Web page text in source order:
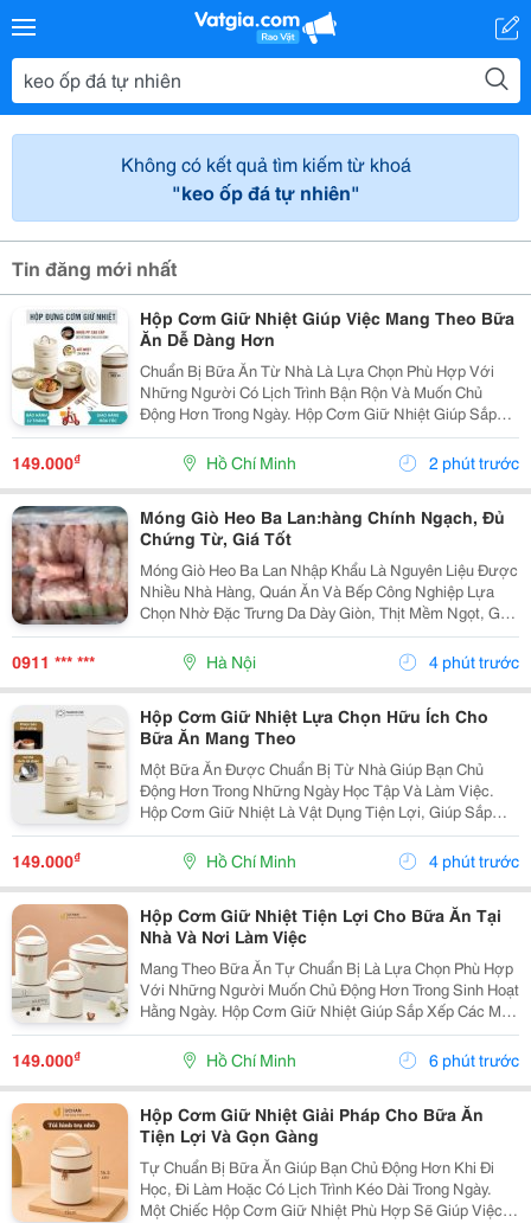
Không có kết quả tìm kiếm từ khoá
"keo ốp đá tự nhiên"
Tin đăng mới nhất
Hộp Cơm Giữ Nhiệt Giúp Việc Mang Theo Bữa
Ăn Dễ Dàng Hơn
Chuẩn Bị Bữa Ăn Từ Nhà Là Lựa Chọn Phù Hợp Với
Những Người Có Lịch Trình Bận Rộn Và Muốn Chủ
Động Hơn Trong Ngày. Hộp Cơm Giữ Nhiệt Giúp Sắp
Xếp Các Món Ăn Gọn Gàng, Thuận Tiện Mang Theo Khi
Đi Học, Đi Làm Hoặc Tham Gia Các Hoạt Động Bên
Ngoài. Lựa...
149.000₫ Hồ Chí Minh 2 phút trước
Móng Giò Heo Ba Lan:hàng Chính Ngạch, Đủ
Chứng Từ, Giá Tốt
Móng Giò Heo Ba Lan Nhập Khẩu Là Nguyên Liệu Được
Nhiều Nhà Hàng, Quán Ăn Và Bếp Công Nghiệp Lựa
Chọn Nhờ Đặc Trưng Da Dày Giòn, Thịt Mềm Ngọt, Gân
Dai Sần Sật Và Phần Nước Dùng Có Vị Ngọt Tự Nhiên
Khi Hầm. Sản Phẩm Được Thực Phẩm Sạch Việt
0911 *** *** Hà Nội 4 phút trước
Hộp Cơm Giữ Nhiệt Lựa Chọn Hữu Ích Cho
Bữa Ăn Mang Theo
Một Bữa Ăn Được Chuẩn Bị Từ Nhà Giúp Bạn Chủ
Động Hơn Trong Những Ngày Học Tập Và Làm Việc.
Hộp Cơm Giữ Nhiệt Là Vật Dụng Tiện Lợi, Giúp Sắp
Xếp Các Món Ăn Ngăn Nắp Và Dễ Dàng Mang Theo
Trong Nhiều Hoàn Cảnh Khác Nhau. Chọn Hộp Phù Hợp
Với Khẩu...
149.000₫ Hồ Chí Minh 4 phút trước
Hộp Cơm Giữ Nhiệt Tiện Lợi Cho Bữa Ăn Tại
Nhà Và Nơi Làm Việc
Mang Theo Bữa Ăn Tự Chuẩn Bị Là Lựa Chọn Phù Hợp
Với Những Người Muốn Chủ Động Hơn Trong Sinh Hoạt
Hằng Ngày. Hộp Cơm Giữ Nhiệt Giúp Sắp Xếp Các Món
Ăn Gọn Gàng, Thuận Tiện Mang Đến Trường, Văn
Phòng Hoặc Sử Dụng Khi Đi Xa. Lựa Chọn Hộp Theo
149.000₫ Hồ Chí Minh 6 phút trước
Hộp Cơm Giữ Nhiệt Giải Pháp Cho Bữa Ăn
Tiện Lợi Và Gọn Gàng
Tự Chuẩn Bị Bữa Ăn Giúp Bạn Chủ Động Hơn Khi Đi
Học, Đi Làm Hoặc Có Lịch Trình Kéo Dài Trong Ngày.
Một Chiếc Hộp Cơm Giữ Nhiệt Phù Hợp Sẽ Giúp Việc